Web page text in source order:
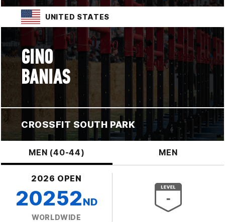
UNITED STATES
GINO
BANIAS
CROSSFIT SOUTH PARK
MEN (40-44) MEN
2026 OPEN
20252ND
WORLDWIDE